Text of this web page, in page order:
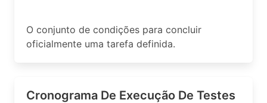
O conjunto de condições para concluir
oficialmente uma tarefa definida.
Cronograma De Execução De Testes